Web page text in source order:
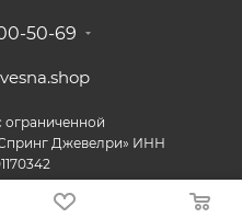
50-69
ограниченной
Джевелри» ИНН